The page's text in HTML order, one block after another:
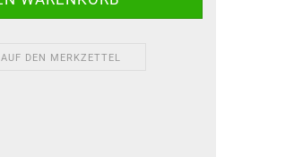
AUF DEN MERKZETTEL